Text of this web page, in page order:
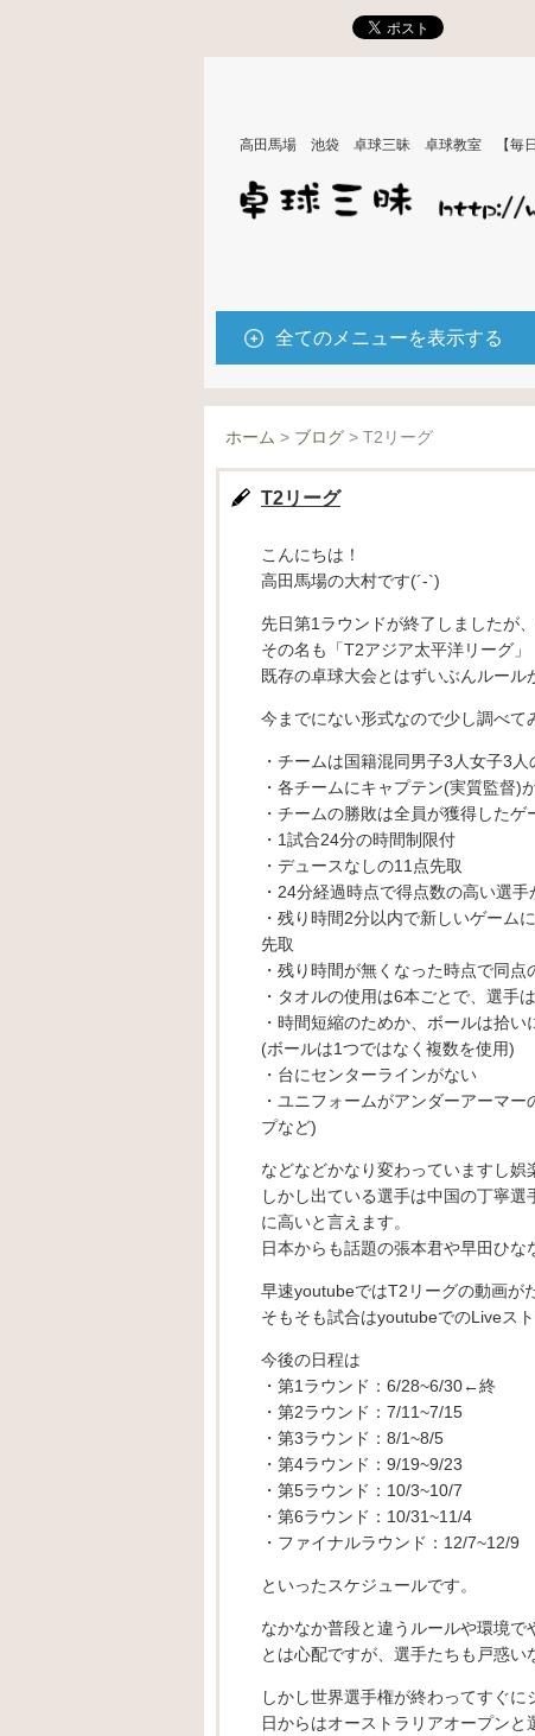
高田馬場 池袋 卓球三昧 卓球教室 【毎日
全てのメニューを表示する
ホーム > ブログ > T2リーグ
T2リーグ
こんにちは！
高田馬場の大村です(´-`)
先日第1ラウンドが終了しましたが
その名も「T2アジア太平洋リーグ」
既存の卓球大会とはずいぶんルール
今までにない形式なので少し調べて
・チームは国籍混同男子3人女子3人
・各チームにキャプテン(実質監督)
・チームの勝敗は全員が獲得したゲ
・1試合24分の時間制限付
・デュースなしの11点先取
・24分経過時点で得点数の高い選
・残り時間2分以内で新しいゲーム
先取
・残り時間が無くなった時点で同
・タオルの使用は6本ごとで、選手
・時間短縮のためか、ボールは拾
(ボールは1つではなく複数を使用)
・台にセンターラインがない
・ユニフォームがアンダーアーマ
プなど)
などなどかなり変わっていますし娯
しかし出ている選手は中国の丁寧
に高いと言えます。
日本からも話題の張本君や早田ひな
早速youtubeではT2リーグの動画が
そもそも試合はyoutubeでのLiveス
今後の日程は
・第1ラウンド：6/28~6/30←終
・第2ラウンド：7/11~7/15
・第3ラウンド：8/1~8/5
・第4ラウンド：9/19~9/23
・第5ラウンド：10/3~10/7
・第6ラウンド：10/31~11/4
・ファイナルラウンド：12/7~12/9
といったスケジュールです。
なかなか普段と違うルールや環境で
とは心配ですが、選手たちも戸惑い
しかし世界選手権が終わってすぐ
日からはオーストラリアオープン